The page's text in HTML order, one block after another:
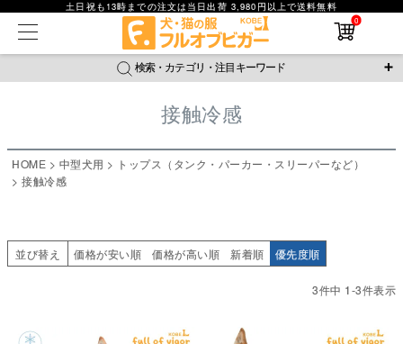
土日祝も13時までの注文は当日出荷 3,980円以上で送料無料
0
検索・カテゴリ・注目キーワード
＼注目ワード／
ジャージ 防蚊 腹巻 撥水レイン ラッシュガード
返品・交換について ご利用ガイド
在庫なし商品を表示しない
商品番号
並び順
新着順
検索
接触冷感
HOME 中型犬用
トップス（タンク・パーカー・スリーパーなど）
接触冷感
並び替え 価格が安い順 価格が高い順 新着順 優先度順
3件中 1-3件表示